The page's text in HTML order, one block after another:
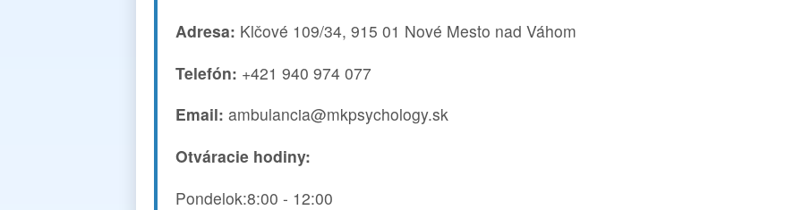
Adresa: Klčové 109/34, 915 01 Nové Mesto nad Váhom
Telefón: +421 940 974 077
Email: ambulancia@mkpsychology.sk
Otváracie hodiny:
Pondelok:8:00 - 12:00